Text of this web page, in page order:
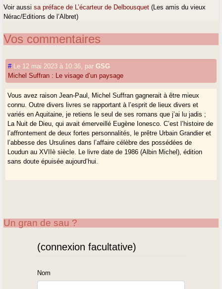
Voir aussisa préface de L’écarteur de Delbousquet (Les amis du vieux
Nérac/Editions de l’Albret)
Vos commentaires
# Le 12 mai 2023 à 10:36 parGSG
Michel Suffran : Le visage d’un paysage
Vous avez raison Jean-Paul, Michel Suffran gagnerait à être mieux
connu. Outre divers livres se rapportant à l’esprit de lieux divers et
variés en Aquitaine, je retiens le seul de ses romans que j’ai lu jadis ;
La Nuit de Dieu, qui avait émerveillé Eugène Ionesco. C’est l’histoire de
l’affrontement de deux fortes personnalités, le prêtre Urbain Grandier et
l’abbesse des Ursulines dans l’affaire célèbre des possédées de
Loudun au XVIIè siècle. Le livre date de 1986 (Albin Michel), édition
sans doute épuisée aujourd’hui.
Un gran de sau ?
(connexion facultative)
Nom